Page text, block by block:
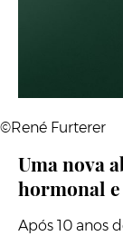
©René Furterer
Uma nova
hormonal
Após 10 anos